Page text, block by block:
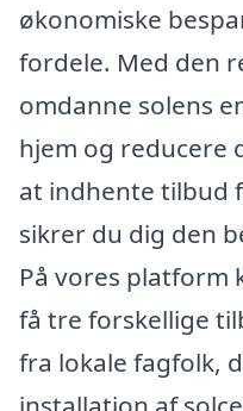
økonomiske
fordele. Med den
omdanne solens
hjem og reducere
at indhente tilbud
sikrer du dig den
På vores platform
få tre forskellige
fra lokale fagfolk,